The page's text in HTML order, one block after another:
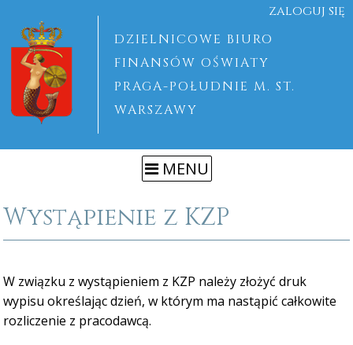
zaloguj się
DZIELNICOWE BIURO
FINANSÓW OŚWIATY
PRAGA-POŁUDNIE M. ST.
WARSZAWY
MENU
Wystąpienie z KZP
W związku z wystąpieniem z KZP należy złożyć druk
wypisu określając dzień, w którym ma nastąpić całkowite
rozliczenie z pracodawcą.